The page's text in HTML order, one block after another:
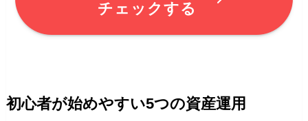
チェックする
初心者が始めやすい5つの資産運用